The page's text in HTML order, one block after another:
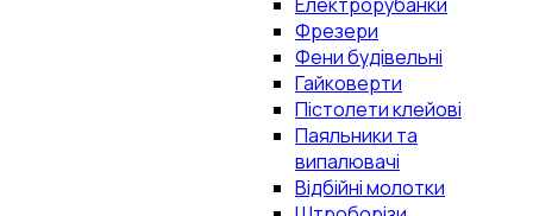
Фрезери
Фени будівельні
Гайковерти
Пістолети клейові
Паяльники та
випалювачі
Відбійні молотки